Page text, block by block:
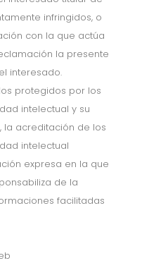
infringidos, o
con la que actúa
la presente
interesado.
protegidos por los
intelectual y su
la acreditación de los
intelectual
expresa en la que
de la
facilitadas